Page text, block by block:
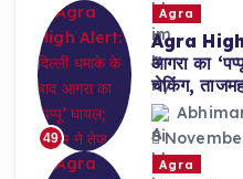
49
Agra
Agra High
आगरा का
चेकिंग,
Agra